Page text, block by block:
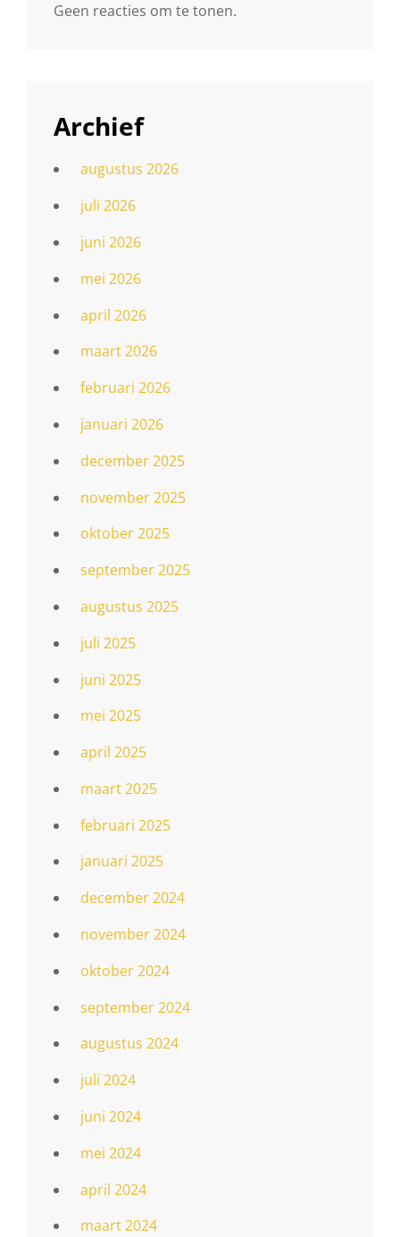
Geen reacties om te tonen.
Archief
augustus 2026
juli 2026
juni 2026
mei 2026
april 2026
maart 2026
februari 2026
januari 2026
december 2025
november 2025
oktober 2025
september 2025
augustus 2025
juli 2025
juni 2025
mei 2025
april 2025
maart 2025
februari 2025
januari 2025
december 2024
november 2024
oktober 2024
september 2024
augustus 2024
juli 2024
juni 2024
mei 2024
april 2024
maart 2024